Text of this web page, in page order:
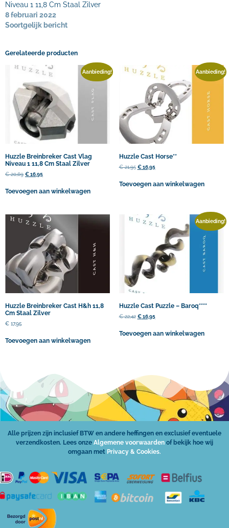
Niveau 1 11,8 Cm Staal Zilver
8 februari 2022
Soortgelijk bericht
Gerelateerde producten
Aanbieding!
Huzzle Breinbreker Cast Vlag
Niveau 1 11,8 Cm Staal Zilver
€20,69 €16,95
Toevoegen aan winkelwagen
Aanbieding!
Huzzle Cast Horse**
€21,95 €16,95
Toevoegen aan winkelwagen
Huzzle Breinbreker Cast H&h 11,8
Cm Staal Zilver
€ 17,95
Toevoegen aan winkelwagen
Aanbieding!
Huzzle Cast Puzzle – Baroq****
€22,42 €16,95
Toevoegen aan winkelwagen
Alle prijzen zijn inclusief BTW en andere heffingen en exclusief eventuele
verzendkosten. Lees onze Algemene voorwaarden of bekijk hoe wij
omgaan met Privacy & Cookies.